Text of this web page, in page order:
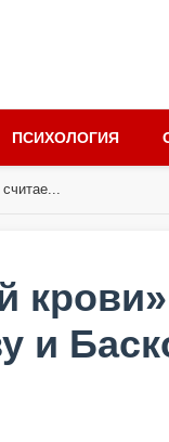
ПСИХОЛОГИЯ
и